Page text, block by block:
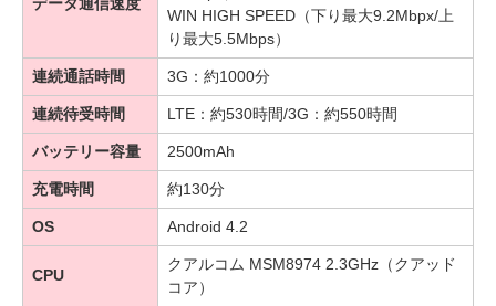
WIN HIGH SPEED（下り最大9.2Mbpx/上
り最大5.5Mbps）
連続通話時間 3G：約1000分
連続待受時間 LTE：約530時間/3G：約550時間
バッテリー容量 2500mAh
充電時間 約130分
OS Android 4.2
CPU
クアルコム MSM8974 2.3GHz（クアッド
コア）